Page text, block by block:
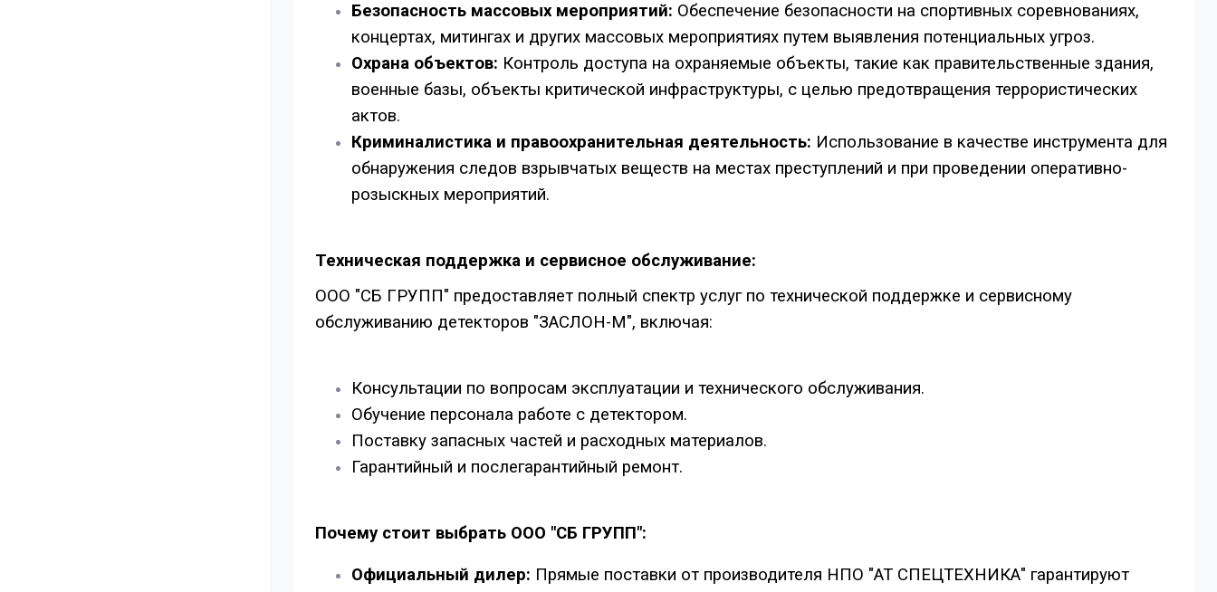
Безопасность массовых мероприятий: Обеспечение безопасности на спортивных соревнованиях,
концертах, митингах и других массовых мероприятиях путем выявления потенциальных угроз.
Охрана объектов: Контроль доступа на охраняемые объекты, такие как правительственные здания,
военные базы, объекты критической инфраструктуры, с целью предотвращения террористических
актов.
Криминалистика и правоохранительная деятельность: Использование в качестве инструмента для
обнаружения следов взрывчатых веществ на местах преступлений и при проведении оперативно-
розыскных мероприятий.
Техническая поддержка и сервисное обслуживание:
ООО "СБ ГРУПП" предоставляет полный спектр услуг по технической поддержке и сервисному
обслуживанию детекторов "ЗАСЛОН-М", включая:
Консультации по вопросам эксплуатации и технического обслуживания.
Обучение персонала работе с детектором.
Поставку запасных частей и расходных материалов.
Гарантийный и послегарантийный ремонт.
Почему стоит выбрать ООО "СБ ГРУПП":
Официальный дилер: Прямые поставки от производителя НПО "АТ СПЕЦТЕХНИКА" гарантируют